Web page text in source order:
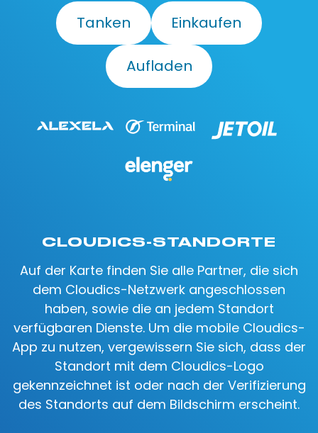
Tanken Einkaufen
Aufladen
CLOUDICS-STANDORTE
Auf der Karte finden Sie alle Partner, die sich
dem Cloudics-Netzwerk angeschlossen
haben, sowie die an jedem Standort
verfügbaren Dienste. Um die mobile Cloudics-
App zu nutzen, vergewissern Sie sich, dass der
Standort mit dem Cloudics-Logo
gekennzeichnet ist oder nach der Verifizierung
des Standorts auf dem Bildschirm erscheint.